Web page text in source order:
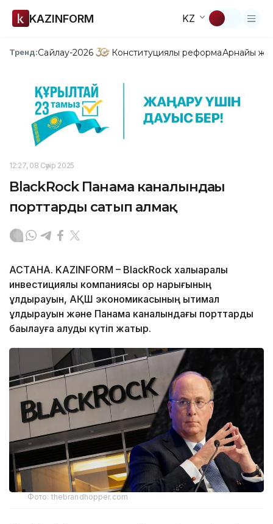
KAZINFORM KZ
Тренд:Сайлау-2026 Конституциялық реформаАрнайы
12:27, 08 Сәуір 2025
BlackRock Панама каналындағы
порттарды сатып алмақ
АСТАНА. KAZINFORM – BlackRock халықаралық
инвестициялық компаниясы қор нарығының
құлдырауын, АҚШ экономикасының ықтимал
құлдырауын және Панама каналындағы порттарды
бақылауға алуды күтіп жатыр.
Фото: thebrandhopper.com